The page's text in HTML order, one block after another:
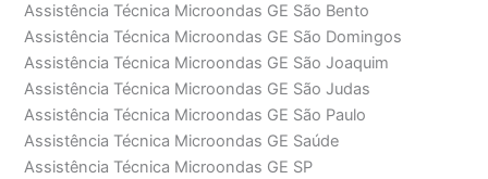
Assistência Técnica Microondas GE São Bento
Assistência Técnica Microondas GE São Domingos
Assistência Técnica Microondas GE São Joaquim
Assistência Técnica Microondas GE São Judas
Assistência Técnica Microondas GE São Paulo
Assistência Técnica Microondas GE Saúde
Assistência Técnica Microondas GE SP